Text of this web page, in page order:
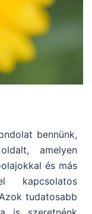
bennünk,
amelyen
és más
kapcsolatos
tudatosabb